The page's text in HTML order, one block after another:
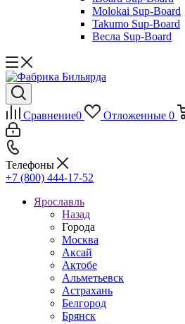
Molokai Sup-Board
Takumo Sup-Board
Весла Sup-Board
Сравнение0 Отложенные 0
Телефоны
+7 (800) 444-17-52
Ярославль
Назад
Города
Москва
Аксай
Актобе
Альметьевск
Астрахань
Белгород
Брянск